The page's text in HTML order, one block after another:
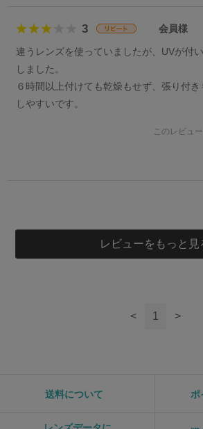
3 会員様
違うレンズを使っていましたが、UVが付
しました。
６時間以上付けても乾燥もせず、張り付
しやすいです。
このレビュ
このレビュ
レビューをもっと見
< 1 >
送料について ポ